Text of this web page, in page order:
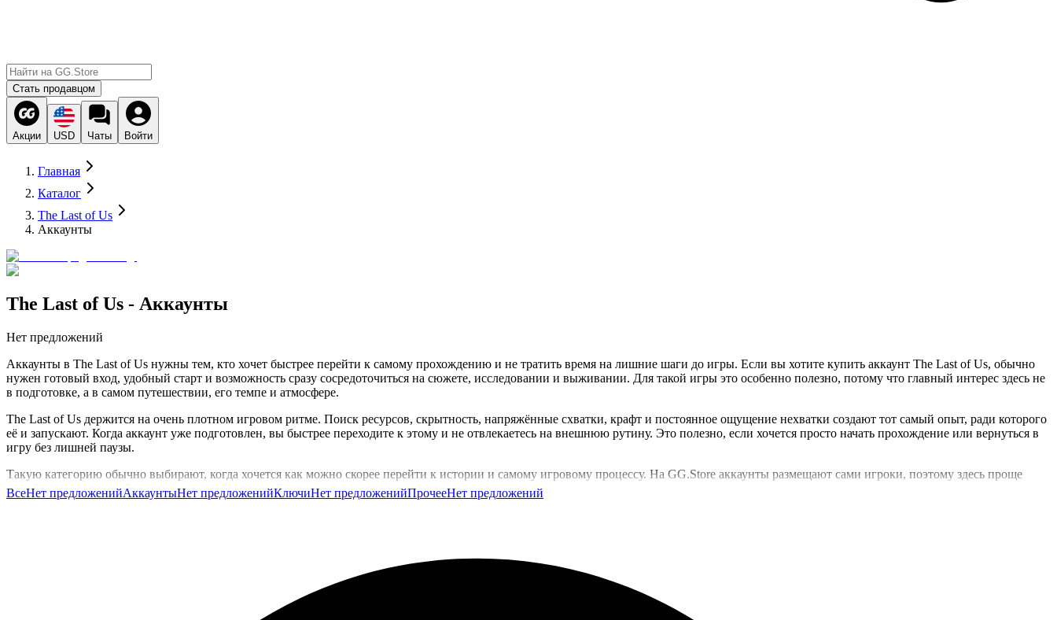
Стать продавцом
Акции USD Чаты Войти
Главная
Каталог
The Last of Us
Аккаунты
The Last of Us - Аккаунты
Нет предложений
Аккаунты в The Last of Us нужны тем, кто хочет быстрее перейти к самому прохождению и не тратить время на лишние шаги до игры. Если вы хотите купить аккаунт The Last of Us, обычно
нужен готовый вход, удобный старт и возможность сразу сосредоточиться на сюжете, исследовании и выживании. Для такой игры это особенно полезно, потому что главный интерес здесь не
в подготовке, а в самом путешествии, его темпе и атмосфере.
The Last of Us держится на очень плотном игровом ритме. Поиск ресурсов, скрытность, напряжённые схватки, крафт и постоянное ощущение нехватки создают тот самый опыт, ради которого
её и запускают. Когда аккаунт уже подготовлен, вы быстрее переходите к этому и не отвлекаетесь на внешнюю рутину. Это полезно, если хочется просто начать прохождение или вернуться в
игру без лишней паузы.
Такую категорию обычно выбирают, когда хочется как можно скорее перейти к истории и самому игровому процессу. На GG.Store аккаунты размещают сами игроки, поэтому здесь проще
подобрать подходящий вариант под свой сценарий.
ВсеНет предложенийАккаунтыНет предложенийКлючиНет предложенийПрочееНет предложений